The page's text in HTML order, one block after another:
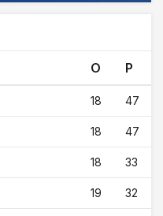
O P
18 47
18 47
18 33
19 32